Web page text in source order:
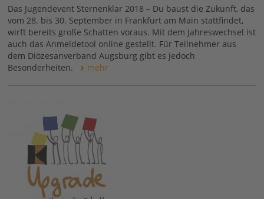
Das Jugendevent Sternenklar 2018 – Du baust die Zukunft, das
vom 28. bis 30. September in Frankfurt am Main stattfindet,
wirft bereits große Schatten voraus. Mit dem Jahreswechsel ist
auch das Anmeldetool online gestellt. Für Teilnehmer aus
dem Diözesanverband Augsburg gibt es jedoch
Besonderheiten.
mehr